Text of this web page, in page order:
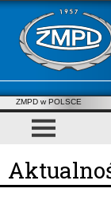
ZMPD w POLSCE